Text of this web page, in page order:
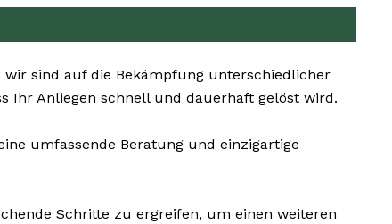
wir sind auf die Bekämpfung unterschiedlicher
Ihr Anliegen schnell und dauerhaft gelöst wird.
umfassende Beratung und einzigartige
Schritte zu ergreifen, um einen weiteren